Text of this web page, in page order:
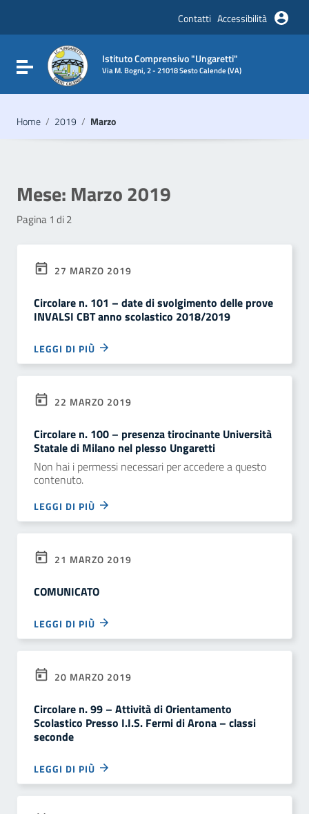
Vai al footer
Contatti Accessibilità
Attiva / disattiva la navigazione
Istituto Comprensivo "Ungaretti"
Via M. Bogni, 2 - 21018 Sesto Calende (VA)
Home / 2019 / Marzo
Mese: Marzo 2019
Pagina 1 di 2
27 MARZO 2019
Circolare n. 101 – date di svolgimento delle prove
INVALSI CBT anno scolastico 2018/2019
LEGGI DI PIÙ
22 MARZO 2019
Circolare n. 100 – presenza tirocinante Università
Statale di Milano nel plesso Ungaretti
Non hai i permessi necessari per accedere a questo
contenuto.
LEGGI DI PIÙ
21 MARZO 2019
COMUNICATO
LEGGI DI PIÙ
20 MARZO 2019
Circolare n. 99 – Attività di Orientamento
Scolastico Presso I.I.S. Fermi di Arona – classi
seconde
LEGGI DI PIÙ